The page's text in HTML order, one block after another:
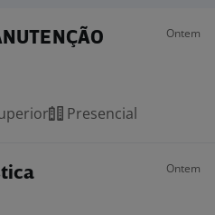
Ontem
Presencial
Ontem